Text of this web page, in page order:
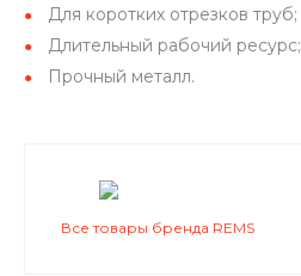
Для коротких отрезков труб;
Длительный рабочий ресурс;
Прочный металл.
Все товары бренда REMS